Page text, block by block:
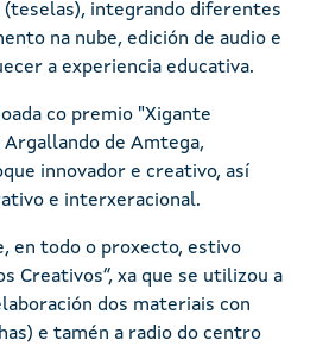
integrando diferentes
na nube, edición de audio e
a experiencia educativa.
co premio "Xigante
de Amtega,
innovador e creativo, así
e interxeracional.
en todo o proxecto, estivo
Creativos”, xa que se utilizou a
dos materiais con
e tamén a radio do centro